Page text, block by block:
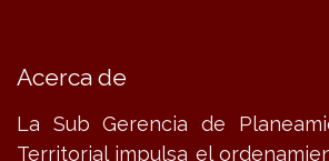
Acerca de
La Sub Gerencia de
Territorial impulsa el